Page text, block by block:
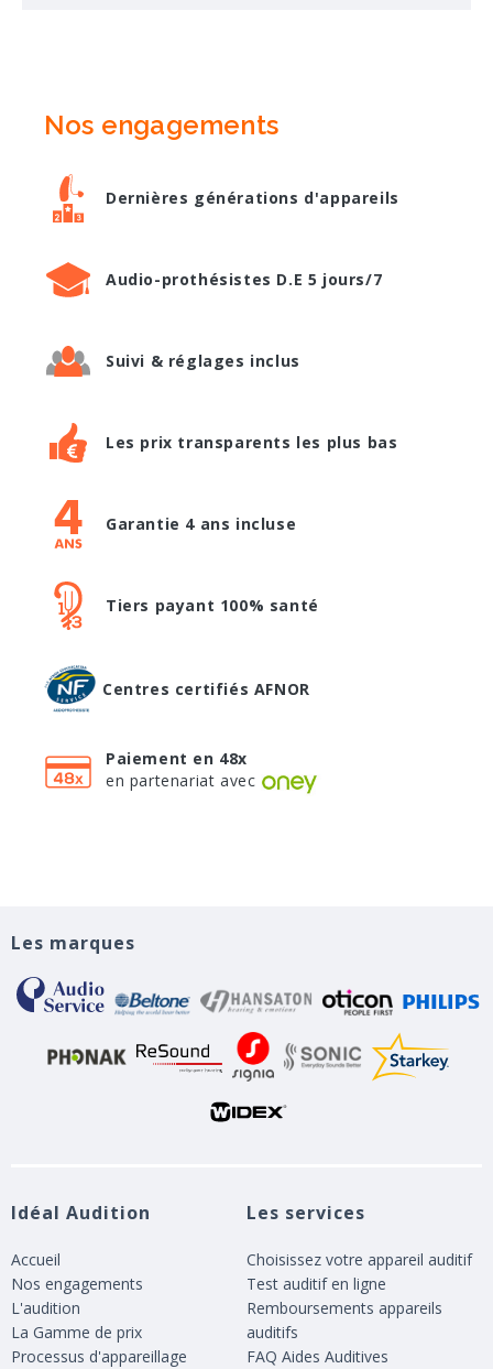
Nos engagements
Dernières générations d'appareils
Audio-prothésistes D.E 5 jours/7
Suivi & réglages inclus
Les prix transparents les plus bas
Garantie 4 ans incluse
Tiers payant 100% santé
Centres certifiés AFNOR
Paiement en 48x
en partenariat avec
Les marques
Idéal Audition
Accueil
Nos engagements
L'audition
La Gamme de prix
Processus d'appareillage
Les services
Choisissez votre appareil auditif
Test auditif en ligne
Remboursements appareils
auditifs
FAQ Aides Auditives